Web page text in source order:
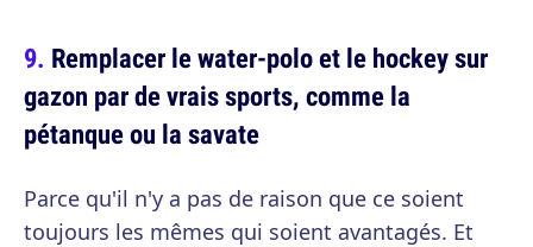
Remplacer le water-polo et le hockey sur
gazon par de vrais sports, comme la
pétanque ou la savate
Parce qu'il n'y a pas de raison que ce soient
toujours les mêmes qui soient avantagés. Et